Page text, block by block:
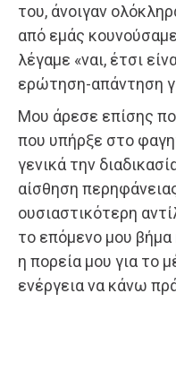
του, άνοιγαν
από εμάς
λέγαμε «ναι, έτσι
ερώτηση-απάντηση
Μου άρεσε επίσης
που υπήρξε στο
γενικά την
αίσθηση
ουσιαστικότερη
το επόμενο μου βήμα
η πορεία μου για το
ενέργεια να κάνω